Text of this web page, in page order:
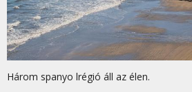
Három spanyo lrégió áll az élen.